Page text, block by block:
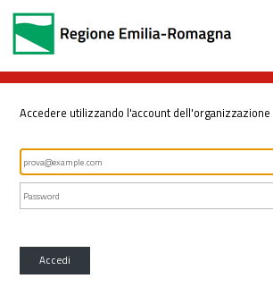
Accedere utilizzando l'account dell'organizzazione
Accedi